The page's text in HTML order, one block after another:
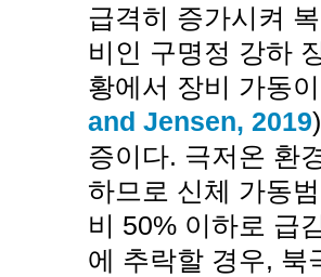
급격히 증가시켜
비인 구명정 강하
황에서 장비 가동
and Jensen, 2019
증이다. 극저온 환
하므로 신체 가동
비 50% 이하로 급
에 추락할 경우,